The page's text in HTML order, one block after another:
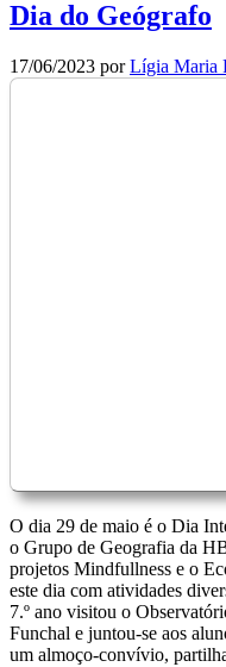
Dia do Geógrafo
17/06/2023 porLígia Maria
O dia 29 de maio é o Dia
o Grupo de Geografia da
projetos Mindfullness e o
este dia com atividades
7.º ano visitou o
Funchal e juntou-se aos
um almoço-convívio,